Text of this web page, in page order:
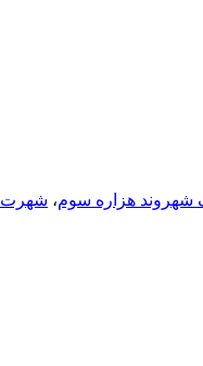
شهروند هزاره سوم، شهرت